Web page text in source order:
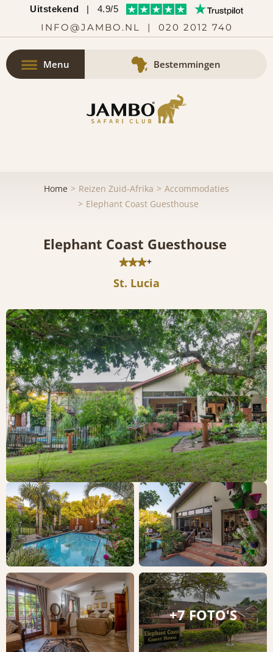
Uitstekend | 4.9/5
INFO@JAMBO.NL | 020 2012 740
Menu Bestemmingen
Home Reizen Zuid-Afrika
Accommodaties
Elephant Coast Guesthouse
Elephant Coast Guesthouse
+
St. Lucia
+7 FOTO'S